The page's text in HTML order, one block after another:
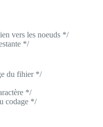
vers les noeuds */
*/
du fihier */
*/
codage */